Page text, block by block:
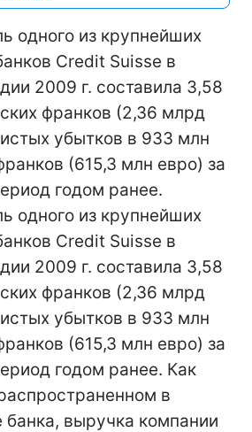
одного из крупнейших
Credit Suisse в
2009 г. составила 3,58
франков (2,36 млрд
убытков в 933 млн
(615,3 млн евро) за
годом ранее.
одного из крупнейших
Credit Suisse в
2009 г. составила 3,58
франков (2,36 млрд
убытков в 933 млн
(615,3 млн евро) за
годом ранее. Как
в
банка, выручка компании